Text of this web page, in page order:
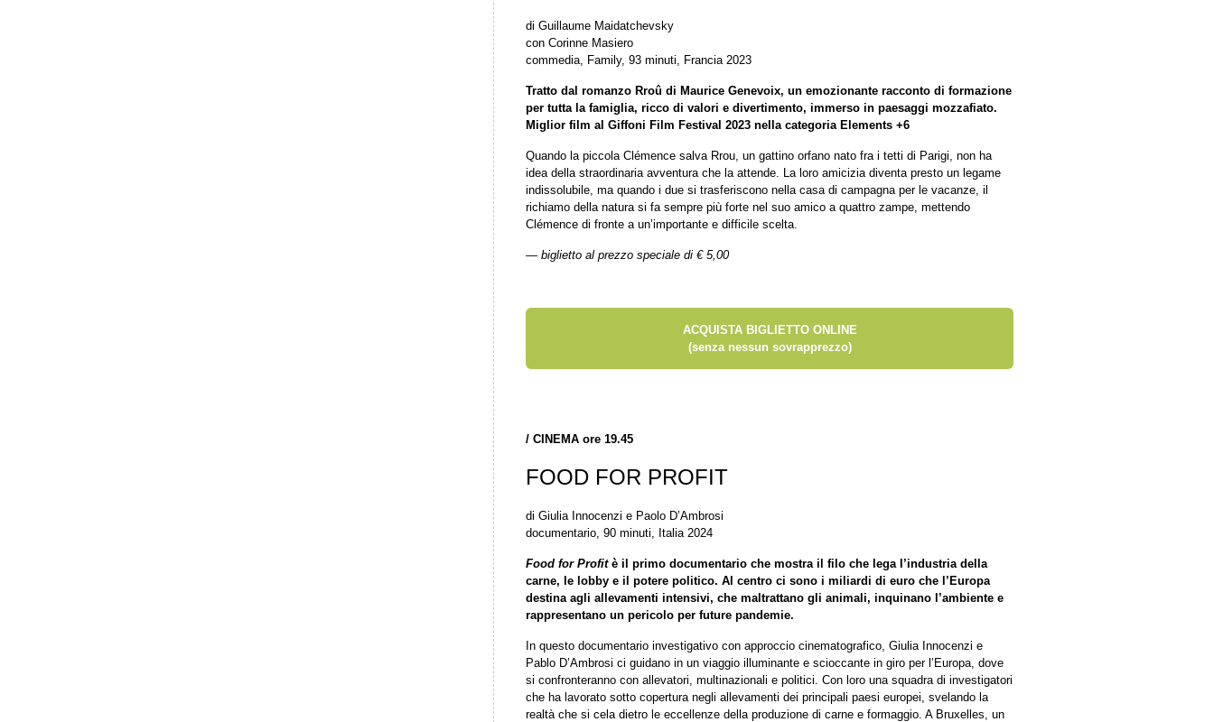
di Guillaume Maidatchevsky
con Corinne Masiero
commedia, Family, 93 minuti, Francia 2023
Tratto dal romanzo Rroû di Maurice Genevoix, un emozionante racconto di formazione
per tutta la famiglia, ricco di valori e divertimento, immerso in paesaggi mozzafiato.
Miglior film al Giffoni Film Festival 2023 nella categoria Elements +6
Quando la piccola Clémence salva Rrou, un gattino orfano nato fra i tetti di Parigi, non ha
idea della straordinaria avventura che la attende. La loro amicizia diventa presto un legame
indissolubile, ma quando i due si trasferiscono nella casa di campagna per le vacanze, il
richiamo della natura si fa sempre più forte nel suo amico a quattro zampe, mettendo
Clémence di fronte a un’importante e difficile scelta.
— biglietto al prezzo speciale di € 5,00
ACQUISTA BIGLIETTO ONLINE
(senza nessun sovrapprezzo)
/ CINEMA ore 19.45
FOOD FOR PROFIT
di Giulia Innocenzi e Paolo D’Ambrosi
documentario, 90 minuti, Italia 2024
Food for Profitè il primo documentario che mostra il filo che lega l’industria della
carne, le lobby e il potere politico. Al centro ci sono i miliardi di euro che l’Europa
destina agli allevamenti intensivi, che maltrattano gli animali, inquinano l’ambiente e
rappresentano un pericolo per future pandemie.
In questo documentario investigativo con approccio cinematografico, Giulia Innocenzi e
Pablo D’Ambrosi ci guidano in un viaggio illuminante e scioccante in giro per l’Europa, dove
si confronteranno con allevatori, multinazionali e politici. Con loro una squadra di investigatori
che ha lavorato sotto copertura negli allevamenti dei principali paesi europei, svelando la
realtà che si cela dietro le eccellenze della produzione di carne e formaggio. A Bruxelles, un